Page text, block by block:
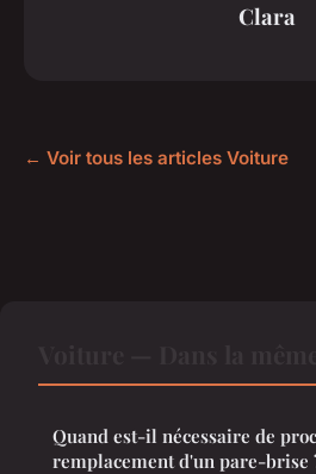
Clara
← Voir tous les articles Voiture
Quand est-il nécessaire de
remplacement d'un pare-brise